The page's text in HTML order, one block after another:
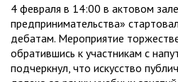
4 февраля в 14:00 в актовом
предпринимательства»
дебатам. Мероприятие
обратившись к участникам с
подчеркнул, что искусство